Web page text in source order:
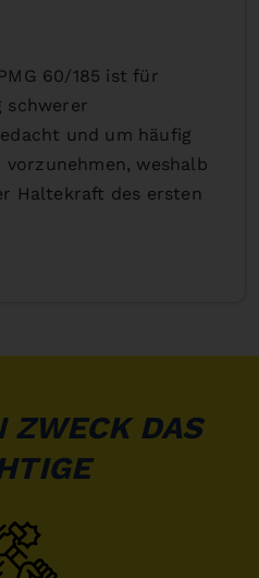
60/185 ist für
schwerer
und um häufig
weshalb
Haltekraft des ersten
ZWECK DAS